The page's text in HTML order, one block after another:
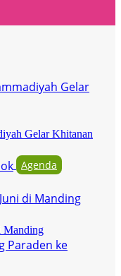
Gelar Khitanan
Agenda
Manding